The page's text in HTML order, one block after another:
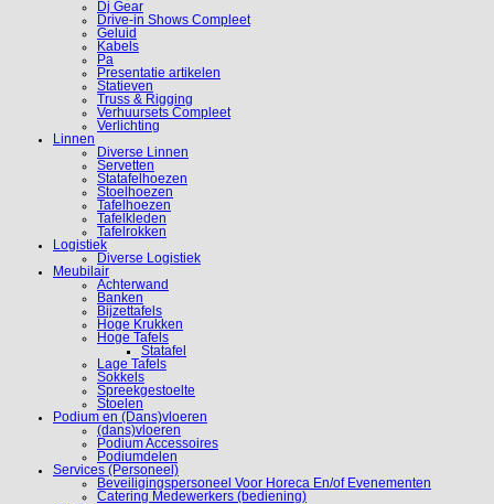
Dj Gear
Drive-in Shows Compleet
Geluid
Kabels
Pa
Presentatie artikelen
Statieven
Truss & Rigging
Verhuursets Compleet
Verlichting
Linnen
Diverse Linnen
Servetten
Statafelhoezen
Stoelhoezen
Tafelhoezen
Tafelkleden
Tafelrokken
Logistiek
Diverse Logistiek
Meubilair
Achterwand
Banken
Bijzettafels
Hoge Krukken
Hoge Tafels
Statafel
Lage Tafels
Sokkels
Spreekgestoelte
Stoelen
Podium en (Dans)vloeren
(dans)vloeren
Podium Accessoires
Podiumdelen
Services (Personeel)
Beveiligingspersoneel Voor Horeca En/of Evenementen
Catering Medewerkers (bediening)